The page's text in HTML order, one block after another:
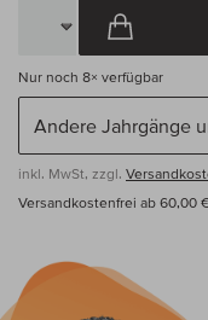
Nur noch 8× verfügbar
inkl. MwSt, zzgl.
Versandkostenfrei ab 60,00